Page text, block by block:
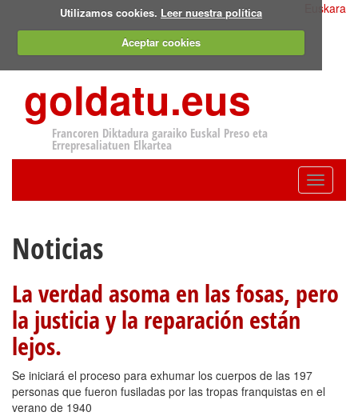
Utilizamos cookies. Leer nuestra política
Aceptar cookies
goldatu.eus
Francoren Diktadura garaiko Euskal Preso eta
Errepresaliatuen Elkartea
Toggle
Euskara
Noticias
La verdad asoma en las fosas, pero
la justicia y la reparación están
lejos.
Se iniciará el proceso para exhumar los cuerpos de las 197
personas que fueron fusiladas por las tropas franquistas en el
verano de 1940